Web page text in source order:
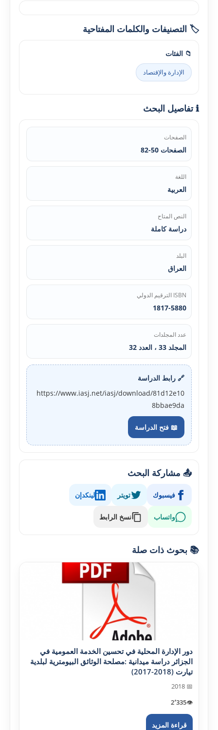
🏷️ التصنيفات والكلمات المفتاحية
📁 الفئات
الإدارة والإقتصاد
ℹ️ تفاصيل البحث
الصفحات
الصفحات 50-82
اللغة
العربية
النص المتاح
دراسة كاملة
البلد
العراق
ISBN الترقيم الدولي
1817-5880
عدد المجلدات
المجلد 33 ، العدد 32
🔗 رابط الدراسة
https://www.iasj.net/iasj/download/81d12e10
8bbae9da
📖 فتح الدراسة
📤 مشاركة البحث
فيسبوك تويتر لينكدإن
واتساب نسخ الرابط
📚 بحوث ذات صلة
دور الإدارة المحلية في تحسين الخدمة العمومية في
الجزائر دراسة ميدانية :مصلحة الوثائق البيومترية لبلدية
تيارت (2018-2017)
📅 2018
👁️2٬335
قراءة المزيد